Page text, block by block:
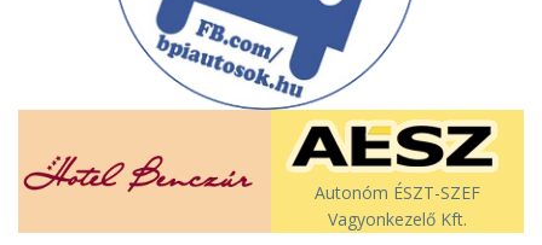
Autonóm ÉSZT-SZEF
Vagyonkezelő Kft.